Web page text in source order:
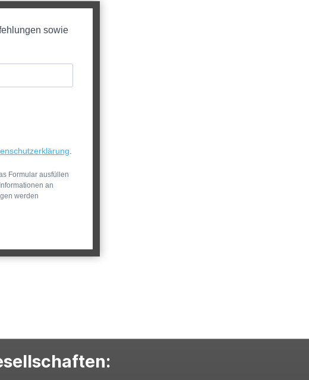
sowie
Formular ausfüllen
an
werden